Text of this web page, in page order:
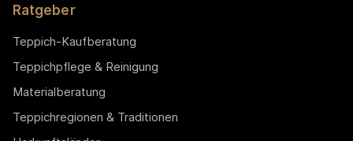
Ratgeber
Teppich-Kaufberatung
Teppichpflege & Reinigung
Materialberatung
Teppichregionen & Traditionen